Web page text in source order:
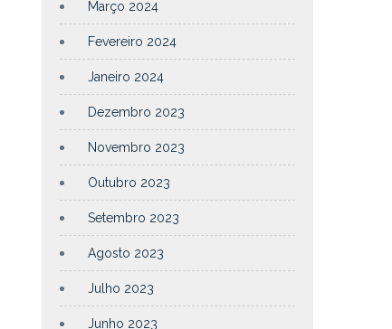
Março 2024
Fevereiro 2024
Janeiro 2024
Dezembro 2023
Novembro 2023
Outubro 2023
Setembro 2023
Agosto 2023
Julho 2023
Junho 2023